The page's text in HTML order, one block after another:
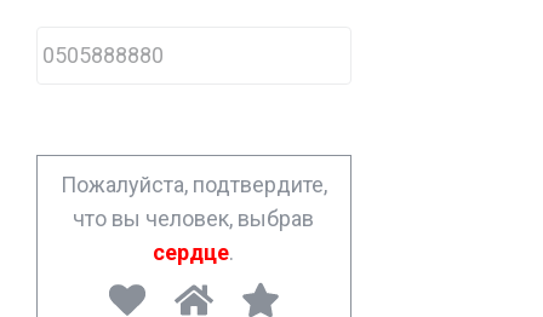
h
o
*
Пожалуйста, подтвердите,
что вы человек, выбрав
сердце.